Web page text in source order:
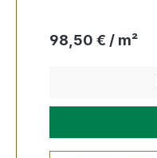
Regulärer Preis:
98,50 € / m²